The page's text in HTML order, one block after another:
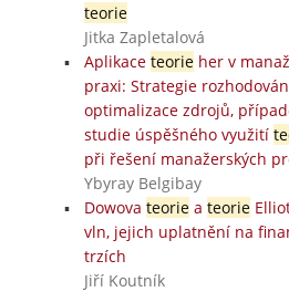
teorie
Jitka Zapletalová
Aplikace teorieher v
praxi: Strategie
optimalizace zdrojů,
studie úspěšného využití
při řešení manažerských
Ybyray Belgibay
Dowova teoriea teorie
vln, jejich uplatnění na
trzích
Jiří Koutník